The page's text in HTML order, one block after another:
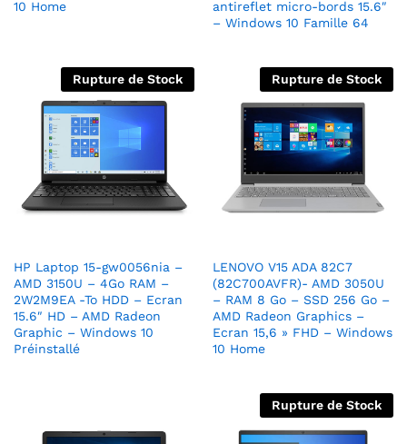
10 Home
antireflet micro-bords 15.6″
– Windows 10 Famille 64
Rupture de Stock
HP Laptop 15-gw0056nia –
AMD 3150U – 4Go RAM –
2W2M9EA -To HDD – Ecran
15.6″ HD – AMD Radeon
Graphic – Windows 10
Préinstallé
Rupture de Stock
LENOVO V15 ADA 82C7
(82C700AVFR)- AMD 3050U
– RAM 8 Go – SSD 256 Go –
AMD Radeon Graphics –
Ecran 15,6 » FHD – Windows
10 Home
Rupture de Stock